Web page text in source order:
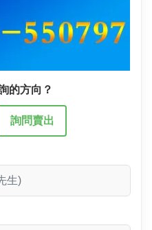
的方向？
詢問賣出